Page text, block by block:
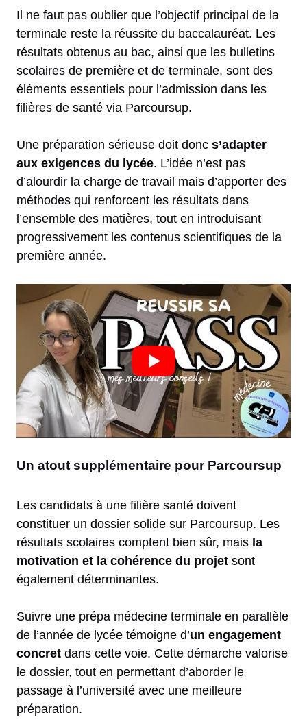
Il ne faut pas oublier que l’objectif principal de la
terminale reste la réussite du baccalauréat. Les
résultats obtenus au bac, ainsi que les bulletins
scolaires de première et de terminale, sont des
éléments essentiels pour l’admission dans les
filières de santé via Parcoursup.
Une préparation sérieuse doit donc s’adapter
aux exigences du lycée. L’idée n’est pas
d’alourdir la charge de travail mais d’apporter des
méthodes qui renforcent les résultats dans
l’ensemble des matières, tout en introduisant
progressivement les contenus scientifiques de la
première année.
Un atout supplémentaire pour Parcoursup
Les candidats à une filière santé doivent
constituer un dossier solide sur Parcoursup. Les
résultats scolaires comptent bien sûr, mais la
motivation et la cohérence du projet sont
également déterminantes.
Suivre une prépa médecine terminale en parallèle
de l’année de lycée témoigne d’un engagement
concret dans cette voie. Cette démarche valorise
le dossier, tout en permettant d’aborder le
passage à l’université avec une meilleure
préparation.